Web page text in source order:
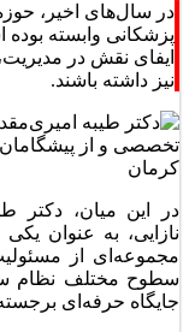
در سال‌های اخیر،
پزشکانی وابسته بوده
ایفای نقش در
نیز داشته باشند.
در این میان، دکتر
نازایی، به عنوان
مجموعه‌ای از
سطوح مختلف نظام
جایگاه حرفه‌ای